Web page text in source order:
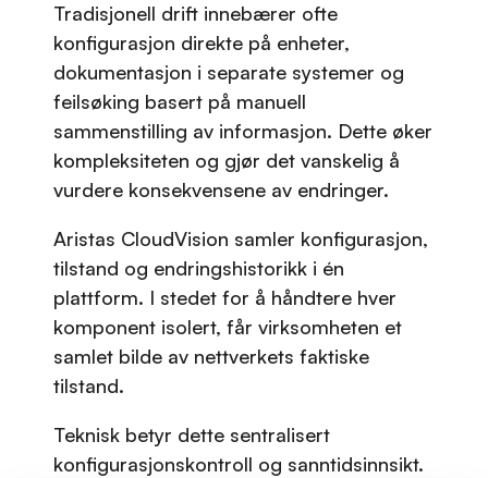
Tradisjonell drift innebærer ofte
konfigurasjon direkte på enheter,
dokumentasjon i separate systemer og
feilsøking basert på manuell
sammenstilling av informasjon. Dette øker
kompleksiteten og gjør det vanskelig å
vurdere konsekvensene av endringer.
Aristas CloudVision samler konfigurasjon,
tilstand og endringshistorikk i én
plattform. I stedet for å håndtere hver
komponent isolert, får virksomheten et
samlet bilde av nettverkets faktiske
tilstand.
Teknisk betyr dette sentralisert
konfigurasjonskontroll og sanntidsinnsikt.